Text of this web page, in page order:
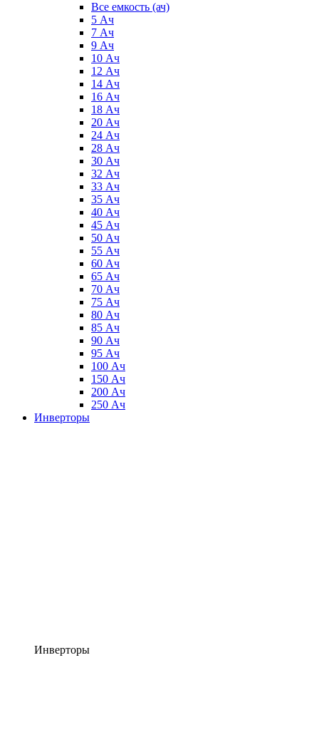
Все емкость (ач)
5 Ач
7 Ач
9 Ач
10 Ач
12 Ач
14 Ач
16 Ач
18 Ач
20 Ач
24 Ач
28 Ач
30 Ач
32 Ач
33 Ач
35 Ач
40 Ач
45 Ач
50 Ач
55 Ач
60 Ач
65 Ач
70 Ач
75 Ач
80 Ач
85 Ач
90 Ач
95 Ач
100 Ач
150 Ач
200 Ач
250 Ач
Инверторы
Инверторы